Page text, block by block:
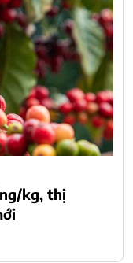
kg, thị